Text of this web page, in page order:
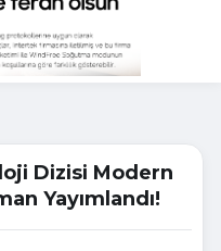
Dizisi Modern
Yayımlandı!